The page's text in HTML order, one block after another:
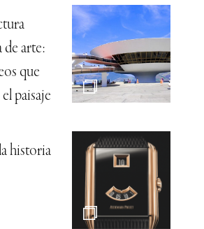
arte:
que
paisaje
historia